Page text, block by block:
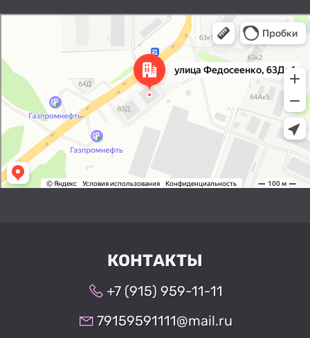
Нижний Новгород
Улица Федосеенко, 63Дк1 —
Яндекс Карты
КОНТАКТЫ
+7 (915) 959-11-11
79159591111@mail.ru